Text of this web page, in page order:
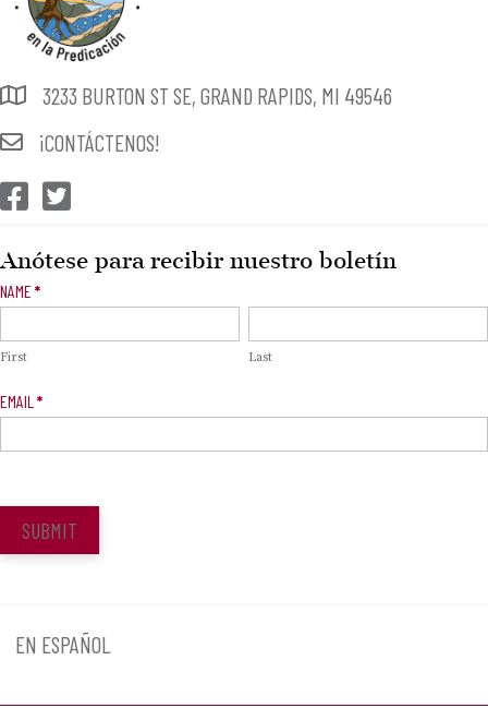
3233 BURTON ST SE, GRAND RAPIDS, MI 49546
¡CONTÁCTENOS!
CEP Facebook
CEP Twitter
Anótese para recibir nuestro boletín
Newsletter
NAME *
First Last
EMAIL *
SUBMIT
EN ESPAÑOL